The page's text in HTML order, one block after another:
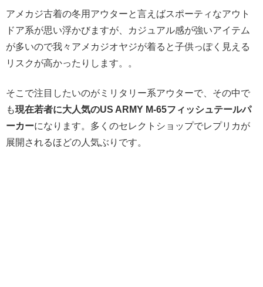
アメカジ古着の冬用アウターと言えばスポーティなアウト
ドア系が思い浮かびますが、カジュアル感が強いアイテム
が多いので我々アメカジオヤジが着ると子供っぽく見える
リスクが高かったりします。。
そこで注目したいのがミリタリー系アウターで、その中で
も現在若者に大人気のUS ARMY M-65フィッシュテールパ
ーカーになります。多くのセレクトショップでレプリカが
展開されるほどの人気ぶりです。